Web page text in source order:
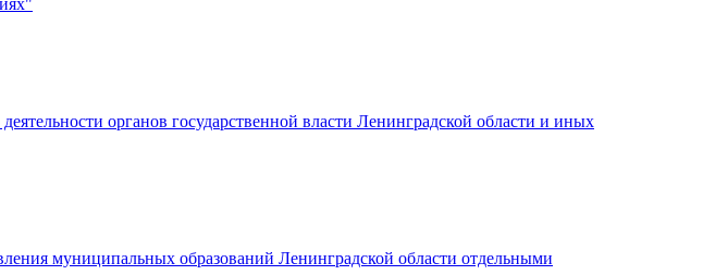
органов государственной власти Ленинградской области и иных
муниципальных образований Ленинградской области отдельными